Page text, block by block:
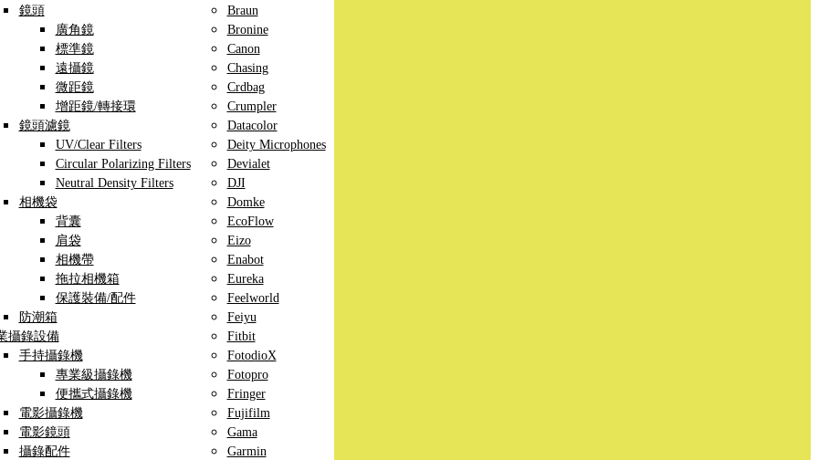
鏡頭
廣角鏡
標準鏡
遠攝鏡
微距鏡
增距鏡/轉接環
鏡頭濾鏡
UV/Clear Filters
Circular Polarizing Filters
Neutral Density Filters
相機袋
背囊
肩袋
相機帶
拖拉相機箱
保護裝備/配件
防潮箱
攝錄設備
手持攝錄機
專業級攝錄機
便攜式攝錄機
電影攝錄機
電影鏡頭
攝錄配件
Braun
Bronine
Canon
Chasing
Crdbag
Crumpler
Datacolor
Deity Microphones
Devialet
DJI
Domke
EcoFlow
Eizo
Enabot
Eureka
Feelworld
Feiyu
Fitbit
FotodioX
Fotopro
Fringer
Fujifilm
Gama
Garmin